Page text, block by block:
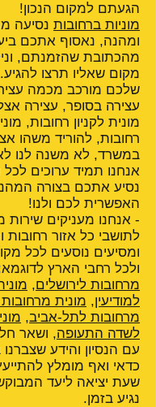
הגעתם למקום הנכון!
מוניות ברחובות נסיעה
ומהנה, נאסוף אתכם
מהכתובת שהזמנתם,
מקום שאליו תרצו
שלכם מורכב מכמה
עצירה בסופר, עצירה
מונית לקניון רחובות,
רחובות, להוריד משהו
במשרד, לא משנה לנו
אנחנו תמיד ערוכים לכל
נסיע אתכם בצורה
האפשרית לכם ולנו!
- אנחנו מעניקים שירות
לתושבי כל אזור רחובות
ומסיעים נוסעים לכל
ולכל רחבי הארץ
מרחובות לירושלים,
למודיעין, מונית
מרחובות לתל-אביב,
לשדה התעופה, ושאר
עם הנסיון והידע
כדאי ואף מומלץ
שעת יציאה ליעד
נגיע בזמן.